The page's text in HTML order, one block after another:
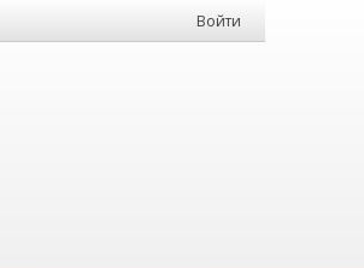
Войти